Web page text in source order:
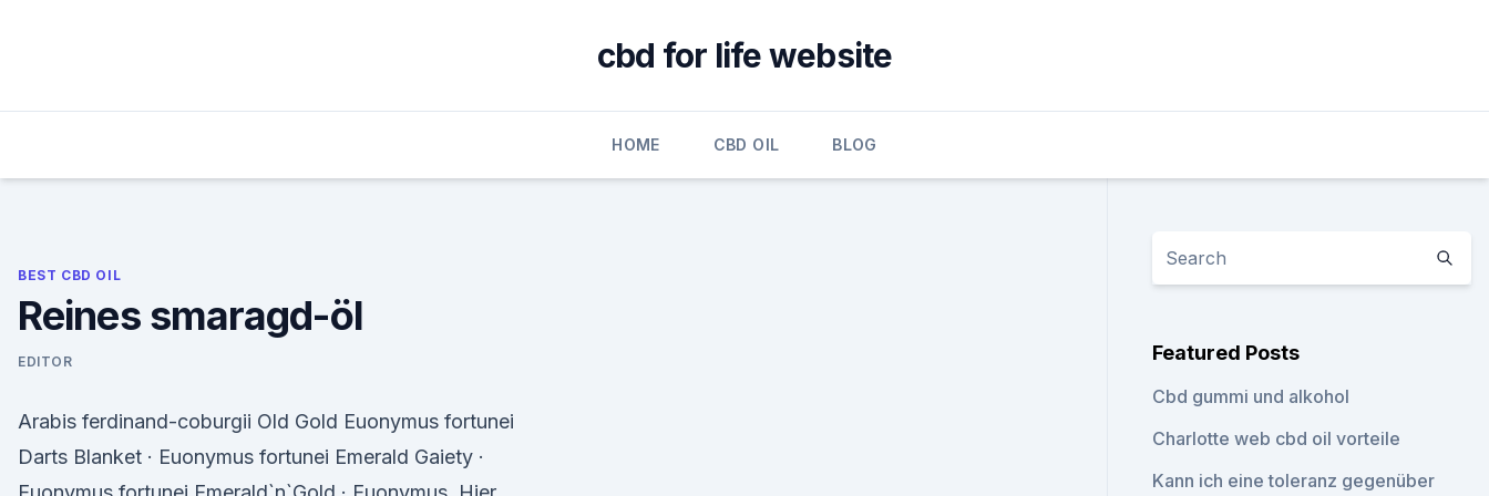
cbd for life website
HOME CBD OIL BLOG
BEST CBD OIL
Reines smaragd-öl
EDITOR
Arabis ferdinand-coburgii Old Gold Euonymus fortunei
Darts Blanket · Euonymus fortunei Emerald Gaiety ·
Featured Posts
Cbd gummi und alkohol
Charlotte web cbd oil vorteile
Kann ich eine toleranz gegenüber